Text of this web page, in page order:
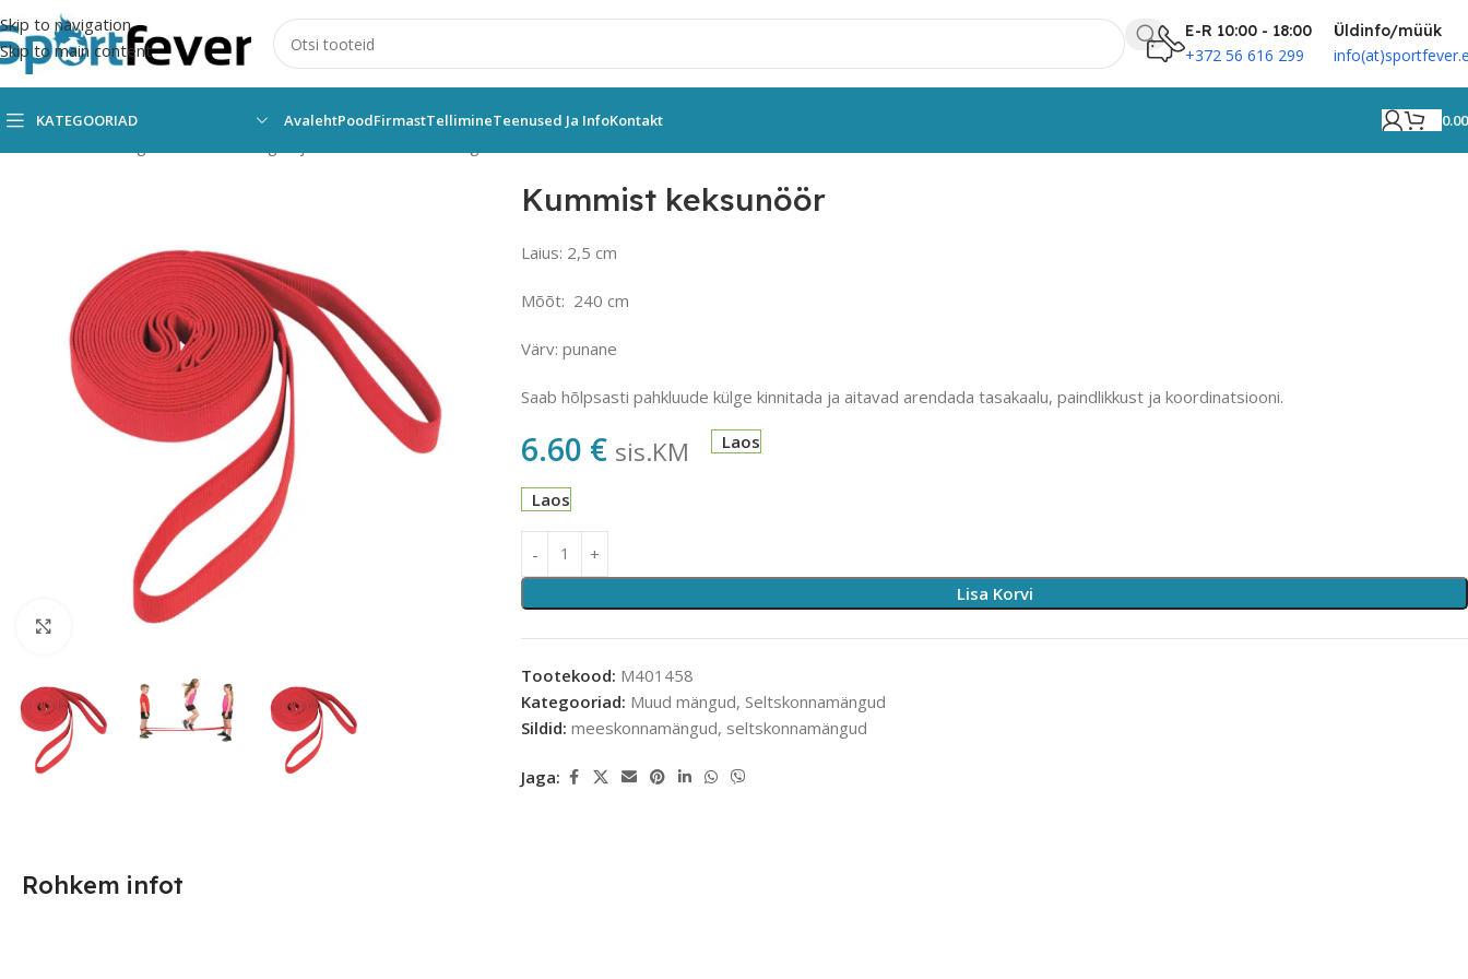
Skip to navigation
Skip to main content
E-R 10:00 - 18:00
+372 56 616 299
Üldinfo/müük
KATEGOORIAD AvalehtPoodFirmastTellimineTeenused Ja InfoKontakt
Suurendamiseks klõpsake
Kummist keksunöör
Laius: 2,5 cm
Mõõt: 240 cm
Värv: punane
Saab hõlpsasti pahkluude külge kinnitada ja aitavad arendada tasakaalu, paindlikkust ja koordinatsiooni.
6.60 € sis.KM Laos
Laos
Lisa Korvi
Tootekood: M401458
Kategooriad: Muud mängud, Seltskonnamängud
Sildid: meeskonnamängud, seltskonnamängud
Jaga:
Rohkem infot